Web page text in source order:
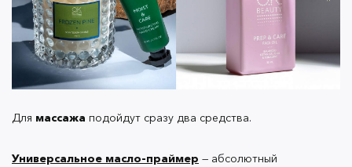
Заботьтесь о своих руках, и тогда шелушения,
покраснения и сухость вас не побеспокоят.
Закажите продукты для питания, увлажнения и
массажа рук и кутикулына сайте OK Beauty →
Для массажа подойдут сразу два средства.
Универсальное масло-праймер — абсолютный